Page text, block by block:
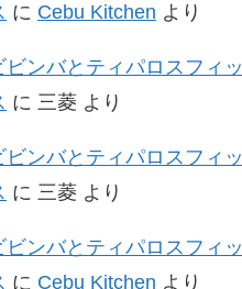
に Cebu Kitchen より
ンバとティパロスフィッ
に 三菱 より
ンバとティパロスフィッ
に 三菱 より
ンバとティパロスフィッ
に Cebu Kitchen より